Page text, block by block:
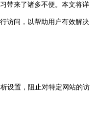
带来了诸多不便。本文将详
访问，以帮助用户有效解决
设置，阻止对特定网站的访